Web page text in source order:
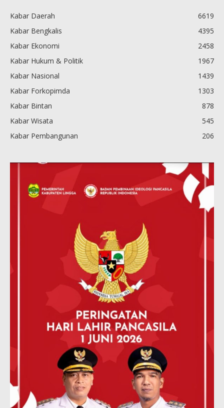
Kabar Daerah
6619
Kabar Bengkalis
4395
Kabar Ekonomi
2458
Kabar Hukum & Politik
1967
Kabar Nasional
1439
Kabar Forkopimda
1303
Kabar Bintan
878
Kabar Wisata
545
Kabar Pembangunan
206